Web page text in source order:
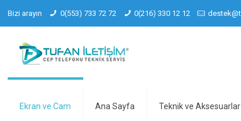
Bizi arayın 0(553) 733 72 72 0(216) 330 12 12
Ekran ve Cam Ana Sayfa Teknik ve Aksesuarlar